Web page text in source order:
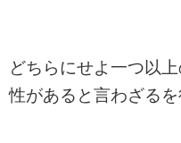
どちらにせよ一つ以
性があると言わざるを